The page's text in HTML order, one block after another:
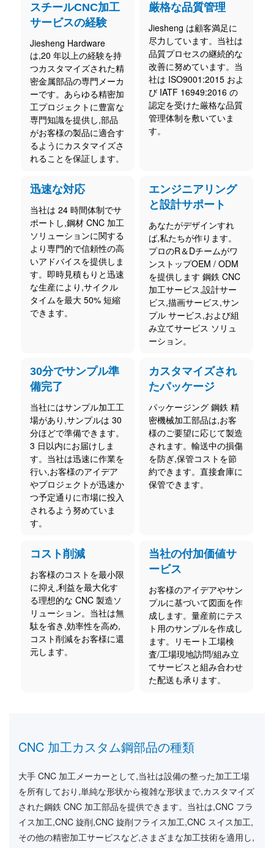
スチールCNC加工
サービスの経験
Jiesheng Hardware
は,20 年以上の経験を持
つカスタマイズされた精
密金属部品の専門メーカ
ーです。あらゆる精密加
工プロジェクトに豊富な
専門知識を提供し,部品
がお客様の製品に適合す
るようにカスタマイズさ
れることを保証します。
厳格な品質管理
Jiesheng は顧客満足に
尽力しています。当社は
品質プロセスの継続的な
改善に努めています。当
社は ISO9001:2015 およ
び IATF 16949:2016 の
認定を受けた厳格な品質
管理体制を敷いていま
す。
迅速な対応
当社は 24 時間体制でサ
ポートし,鋼材 CNC 加工
ソリューションに関する
より専門的で信頼性の高
いアドバイスを提供しま
す。即時見積もりと迅速
な生産により,サイクル
タイムを最大 50% 短縮
できます。
エンジニアリング
と設計サポート
あなたがデザインすれ
ば,私たちが作ります。
プロのR＆Dチームがワ
ンストップOEM / ODM
を提供します 鋼鉄 CNC
加工サービス,設計サー
ビス,描画サービス,サン
プル サービス,および組
み立てサービス ソリュ
ーション。
30分でサンプル準
備完了
当社にはサンプル加工工
場があり,サンプルは 30
分ほどで準備できます。
3 日以内にお届けしま
す。当社は迅速に作業を
行い,お客様のアイデア
やプロジェクトが迅速か
つ予定通りに市場に投入
されるよう努めていま
す。
カスタマイズされ
たパッケージ
パッケージング 鋼鉄 精
密機械加工部品は,お客
様のご要望に応じて製造
されます。輸送中の損傷
を防ぎ,保管コストを節
約できます。直接倉庫に
保管できます。
コスト削減
お客様のコストを最小限
に抑え,利益を最大化す
る理想的な CNC 製造ソ
リューション。当社は無
駄を省き,効率性を高め,
コスト削減をお客様に還
元します。
当社の付加価値サ
ービス
お客様のアイデアやサン
プルに基づいて図面を作
成します。量産前にテス
ト用のサンプルを作成し
ます。リモート工場検
査/工場現地訪問/組み立
てサービスと組み合わせ
た配送も承ります。
CNC 加工カスタム鋼部品の種類
大手 CNC 加工メーカーとして,当社は設備の整った加工工場
を所有しており,単純な形状から複雑な形状まで,カスタマイズ
された鋼鉄 CNC 加工部品を提供できます。当社は,CNC フラ
イス加工,CNC 旋削,CNC 旋削フライス加工,CNC スイス加工,
その他の精密加工サービスなど,さまざまな加工技術を適用し,